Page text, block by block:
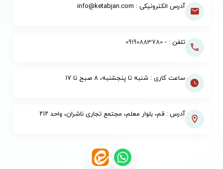
آدرس الکترونیکی : info@ketabjan.com
تلفن : -09190883780
ساعت کاری : شنبه تا پنجشنبه، ۸ صبح تا ۱۷
آدرس : قم، بلوار معلم، مجتمع تجاری ناشران، واحد ۲۱۲